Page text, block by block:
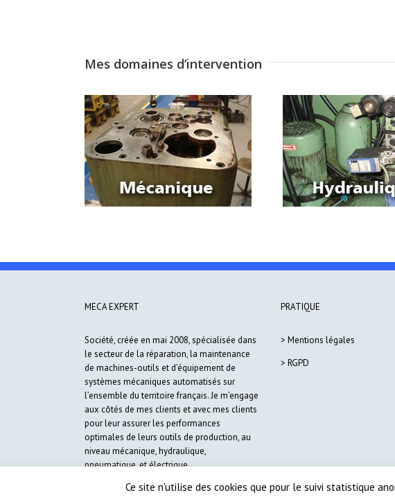
Mes domaines d’intervention
MECA EXPERT
Société, créée en mai 2008, spécialisée dans
le secteur de la réparation, la maintenance
de machines-outils et d’équipement de
systèmes mécaniques automatisés sur
l’ensemble du territoire français. Je m’engage
aux côtés de mes clients et avec mes clients
pour leur assurer les performances
optimales de leurs outils de production, au
niveau mécanique, hydraulique,
pneumatique, et électrique.
PRATIQUE
> Mentions légales
> RGPD
Ce site n'utilise des cookies que pour le suivi statistique